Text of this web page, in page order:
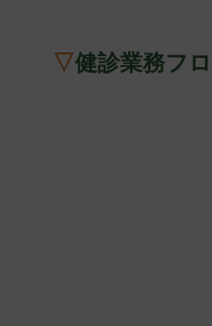
▽健診業務フ